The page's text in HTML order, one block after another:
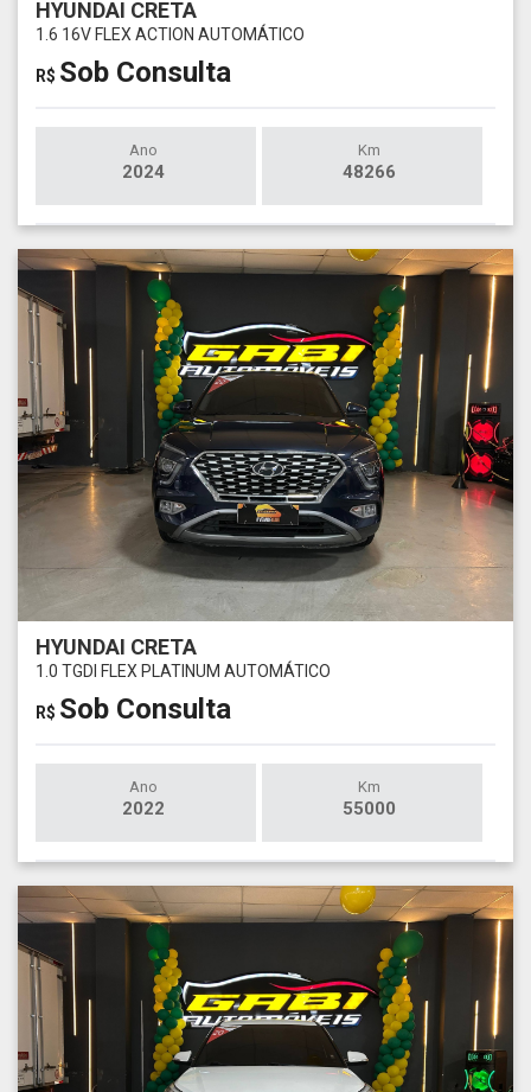
HYUNDAI CRETA
1.6 16V FLEX ACTION AUTOMÁTICO
R$ Sob Consulta
Ano
2024
Km
48266
HYUNDAI CRETA
1.0 TGDI FLEX PLATINUM AUTOMÁTICO
R$ Sob Consulta
Ano
2022
Km
55000